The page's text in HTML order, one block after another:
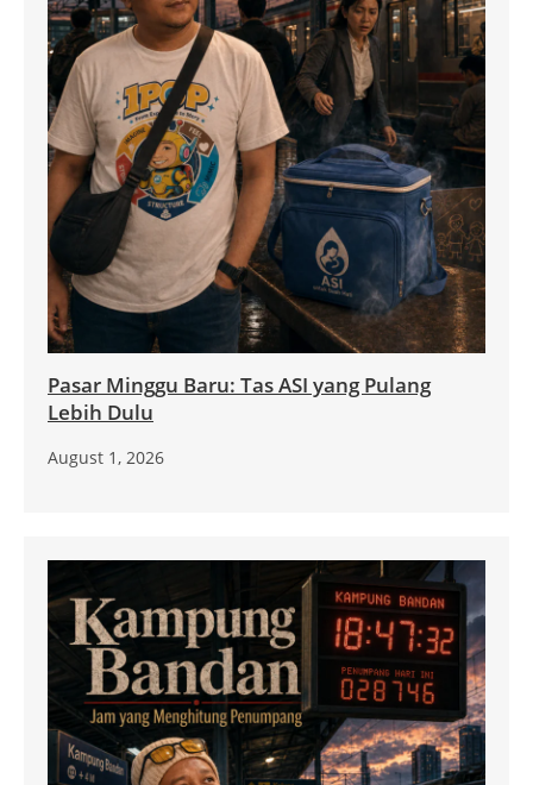
Pasar Minggu Baru: Tas ASI yang Pulang
Lebih Dulu
August 1, 2026